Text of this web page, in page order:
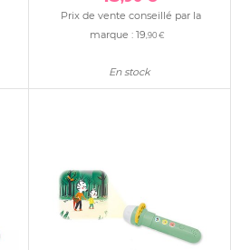
Prix de vente conseillé par la
marque :19 ,90 €
En stock